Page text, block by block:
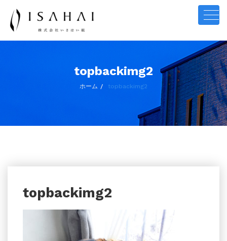
ナ
ビ
ゲ
ョ
ン
切
り
替
え
topbackimg2
ホーム topbackimg2
topbackimg2